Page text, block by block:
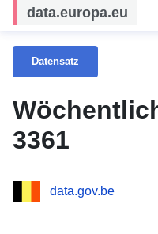
data.europa.eu
Datensatz
3361
data.gov.be